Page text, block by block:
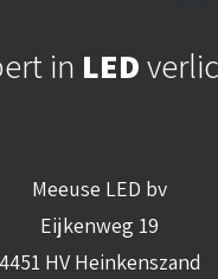
in LED
Meeuse LED bv
Eijkenweg 19
4451 HV Heinkenszand